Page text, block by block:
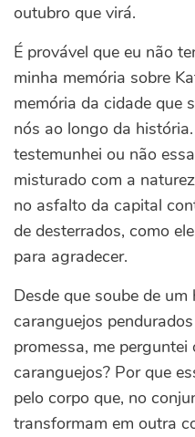
outubro que virá.
É provável que eu não
minha memória sobre
memória da cidade que
nós ao longo da
testemunhei ou não
misturado com a
no asfalto da capital
de desterrados, como
para agradecer.
Desde que soube de
caranguejos
promessa, me
caranguejos? Por que
pelo corpo que, no
transformam em outra